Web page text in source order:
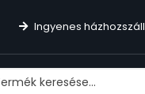
Ingyenes